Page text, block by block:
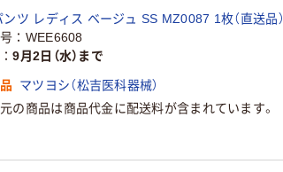
ンツ レディス ベージュ SS MZ0087 1枚（直送品）
WEE6608
9月2日（水）まで
マツヨシ（松吉医科器械）
の商品は商品代金に配送料が含まれています。